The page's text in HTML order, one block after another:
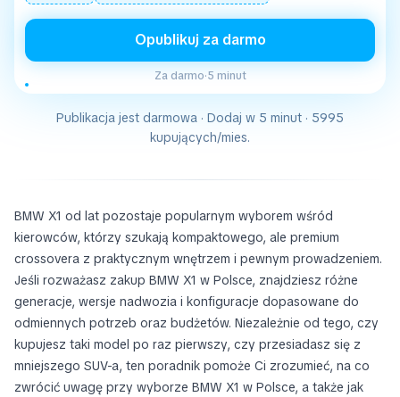
Opublikuj za darmo
Za darmo·5 minut
Publikacja jest darmowa · Dodaj w 5 minut · 5995
kupujących/mies.
BMW X1 od lat pozostaje popularnym wyborem wśród
kierowców, którzy szukają kompaktowego, ale premium
crossovera z praktycznym wnętrzem i pewnym prowadzeniem.
Jeśli rozważasz zakup BMW X1 w Polsce, znajdziesz różne
generacje, wersje nadwozia i konfiguracje dopasowane do
odmiennych potrzeb oraz budżetów. Niezależnie od tego, czy
kupujesz taki model po raz pierwszy, czy przesiadasz się z
mniejszego SUV-a, ten poradnik pomoże Ci zrozumieć, na co
zwrócić uwagę przy wyborze BMW X1 w Polsce, a także jak